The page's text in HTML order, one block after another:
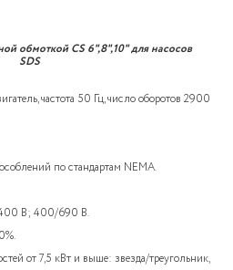
обмоткой CS 6",8",10" для насосов
SDS
частота 50 Гц, число оборотов 2900
по стандартам NEMA.
В; 400/690 В.
от 7,5 кВт и выше: звезда/треугольник,